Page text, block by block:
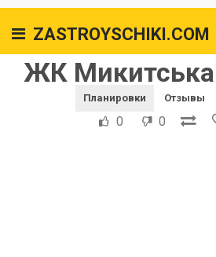
ZASTROYSCHIKI.COM
ЖК
Планировки Отзывы
0 0